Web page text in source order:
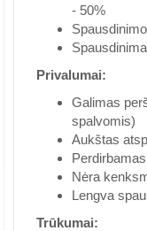
- 50%
Privalumai:
Galimas
spalvomis)
Aukštas
Perdirbamas
Nėra
Lengva
Trūkumai: